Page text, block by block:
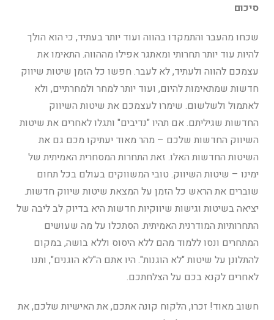
סיכום
שכחו מהעבר והתמקדו בהווה ועוד יותר בעתיד, כי הוא הולך
להיות עוד יותר תחרותי ומאתגר אפילו מההווה. התאימו את
עצמכם להווה ולעתיד, לא לעבר. חפשו כל הזמן שיטות שיווק
חדשות שמתאימות להיום, ועוד יותר למחר ולמחרתיים, ולא
לאתמול ולשלשום. שימרו לעצמכם את שיטות השיווק
החדשות שגיליתם. אם תהיו "נדיבים" ותגלו לאחרים את שיטות
השיווק החדשות שלכם – מהר מאוד יעתיקו מכם גם את
השיטות החדשות האלו. זאת התחרות המסחרית האמיתית של
ימינו – שיטות השיווק. טובי המשווקים בעולם בכל תחום
שוברים את הראש כל הזמן על המצאת שיטות שיווק חדשות.
יציאה בשיטות וגישות שיווקיות חדשות היא בדיוק לב ליבה של
התחרותיות המודרנית האמיתית. הסתכלו על מה שעושים
המתחרים ונסו ללמוד מהם ללא היסוס וללא בושה, במקום
להתלונן על שיטות "לא הוגנות". היו אתם ה"לא הוגנים", ותנו
לאחרים לקנא בכם על הצלחתכם.
חשוב מאוד! זכרו, הלקוח קונה אתכם, את האישיות שלכם, את